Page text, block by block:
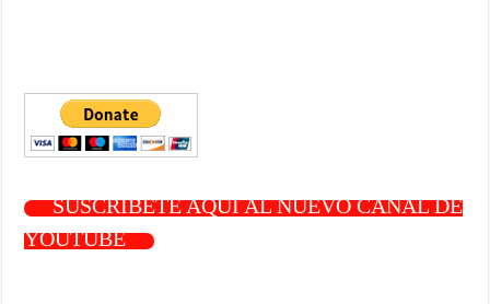
SUSCRÍBETE AQUÍ AL NUEVO CANAL DE
YOUTUBE